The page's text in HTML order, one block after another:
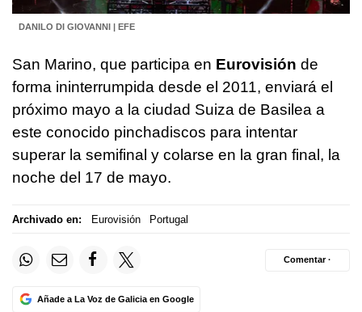
DANILO DI GIOVANNI | EFE
San Marino, que participa en Eurovisión de
forma ininterrumpida desde el 2011, enviará el
próximo mayo a la ciudad Suiza de Basilea a
este conocido pinchadiscos para intentar
superar la semifinal y colarse en la gran final, la
noche del 17 de mayo.
Archivado en: Eurovisión Portugal
Añade a La Voz de Galicia en Google
Comentar ·